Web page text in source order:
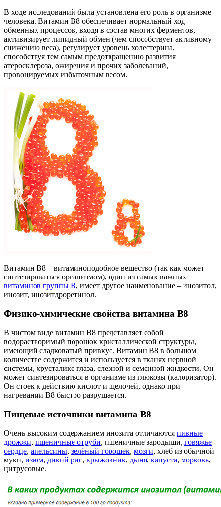
В ходе исследований была установлена его роль в организме
человека. Витамин B8 обеспечивает нормальный ход
обменных процессов, входя в состав многих ферментов,
активизирует липидный обмен (чем способствует активному
снижению веса), регулирует уровень холестерина,
способствуя тем самым предотвращению развития
атеросклероза, ожирения и прочих заболеваний,
провоцируемых избыточным весом.
Витамин B8 – витаминоподобное вещество (так как может
синтезироваться организмом), один из самых важных
витаминов группы B, имеет другое наименование – инозитол,
инозит, инозитдроретинол.
Физико-химические свойства витамина В8
В чистом виде витамин В8 представляет собой
водорастворимый порошок кристаллической структуры,
имеющий сладковатый привкус. Витамин B8 в большом
количестве содержится и используется в тканях нервной
системы, хрусталике глаза, слезной и семенной жидкости. Он
может синтезироваться в организме из глюкозы (калоризатор).
Он стоек к действию кислот и щелочей, однако при
нагревании В8 быстро разрушается.
Пищевые источники витамина В8
Очень высоким содержанием инозита отличаются пивные
дрожжи, пшеничные отруби, пшеничные зародыши, говяжье
сердце, апельсины, зелёный горошек, мозги, хлеб из обычной
муки, изюм, дикий рис, крыжовник, дыня, капуста, морковь,
цитрусовые.